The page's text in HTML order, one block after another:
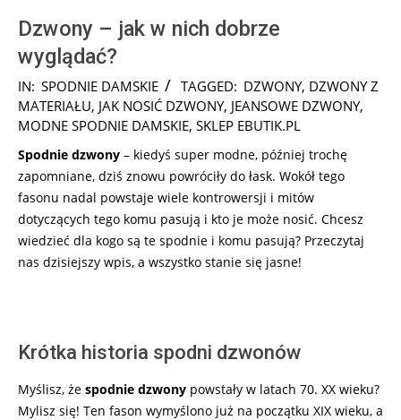
Dzwony – jak w nich dobrze
wyglądać?
2026-
05-
03
IN: SPODNIE DAMSKIE TAGGED: DZWONY, DZWONY Z
MATERIAŁU, JAK NOSIĆ DZWONY, JEANSOWE DZWONY,
MODNE SPODNIE DAMSKIE, SKLEP EBUTIK.PL
Spodnie dzwony – kiedyś super modne, później trochę
zapomniane, dziś znowu powróciły do łask. Wokół tego
fasonu nadal powstaje wiele kontrowersji i mitów
dotyczących tego komu pasują i kto je może nosić. Chcesz
wiedzieć dla kogo są te spodnie i komu pasują? Przeczytaj
nas dzisiejszy wpis, a wszystko stanie się jasne!
Krótka historia spodni dzwonów
Myślisz, że spodnie dzwony powstały w latach 70. XX wieku?
Mylisz się! Ten fason wymyślono już na początku XIX wieku, a